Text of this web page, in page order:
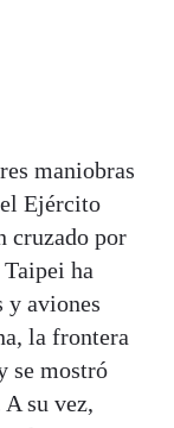
maniobras
Ejército
cruzado por
ha
y aviones
la frontera
se mostró
A su vez,